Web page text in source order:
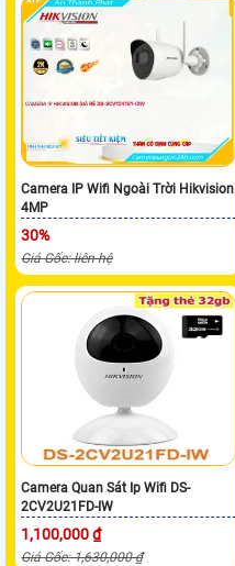
Camera IP Wifi Ngoài Trời Hikvision
4MP
30%
Giá Gốc: liên hệ
Camera Quan Sát Ip Wifi DS-
2CV2U21FD-IW
1,100,000 ₫
Giá Gốc: 1,630,000 ₫